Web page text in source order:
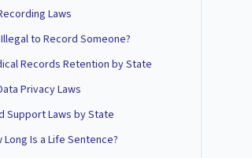
Laws
to Record Someone?
Records Retention by State
Privacy Laws
Support Laws by State
Long Is a Life Sentence?